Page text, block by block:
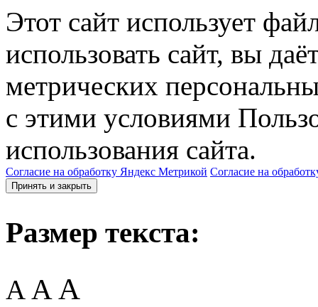
Этот сайт использует
использовать сайт, вы
метрических
с этими условиями
использования сайта.
Согласие на обработку Яндекс Метрикой Согласие на
Принять и закрыть
Размер текста:
A AA